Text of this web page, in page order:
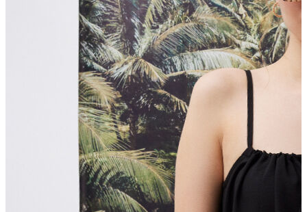
Yağmurluk
Trenchcoat
Mont
Ceket